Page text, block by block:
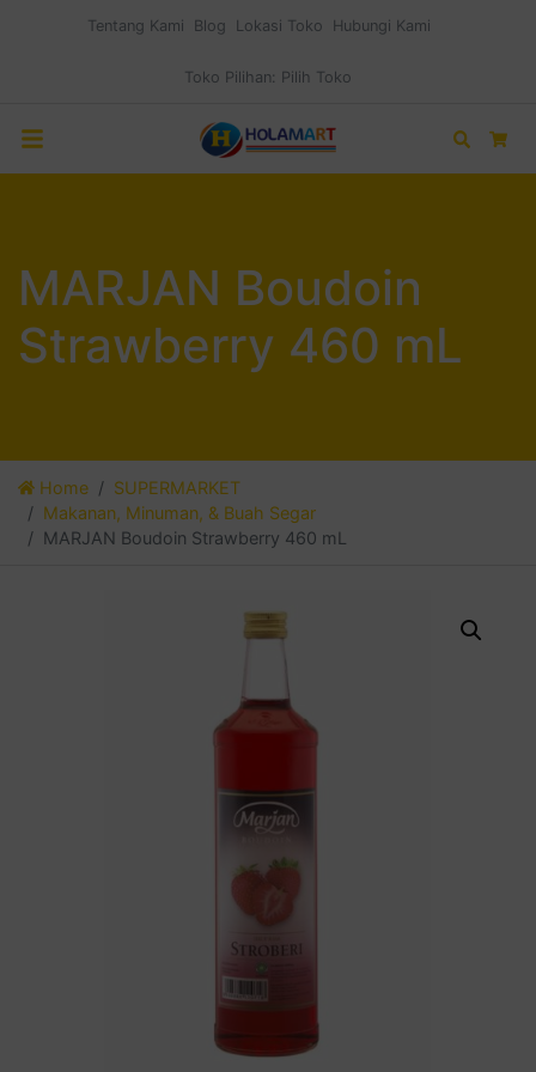
Tentang Kami Blog Lokasi Toko Hubungi Kami
Toko Pilihan: Pilih Toko
Search
MARJAN Boudoin
Strawberry 460 mL
Home
SUPERMARKET
Makanan, Minuman, & Buah Segar
MARJAN Boudoin Strawberry 460 mL